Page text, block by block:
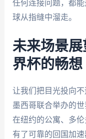
任何连接问题，都
球从指缝中溜走。
未来场景
界杯的畅想
让我们把目光投向不
墨西哥联合举办的
在纽约的公寓、多伦
有了可靠的回国加